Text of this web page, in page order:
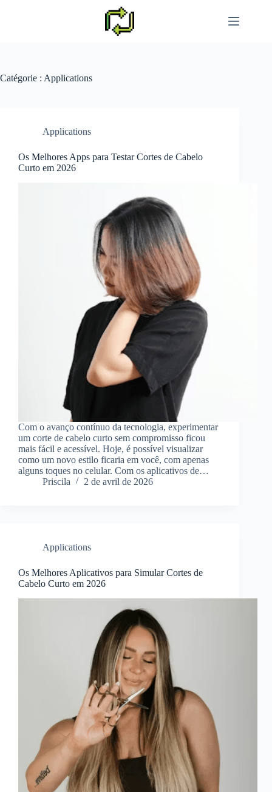
Catégorie : Applications
Applications
Os Melhores Apps para Testar Cortes de Cabelo
Curto em 2026
Com o avanço contínuo da tecnologia, experimentar
um corte de cabelo curto sem compromisso ficou
mais fácil e acessível. Hoje, é possível visualizar
como um novo estilo ficaria em você, com apenas
alguns toques no celular. Com os aplicativos de…
Priscila
2 de avril de 2026
Applications
Os Melhores Aplicativos para Simular Cortes de
Cabelo Curto em 2026